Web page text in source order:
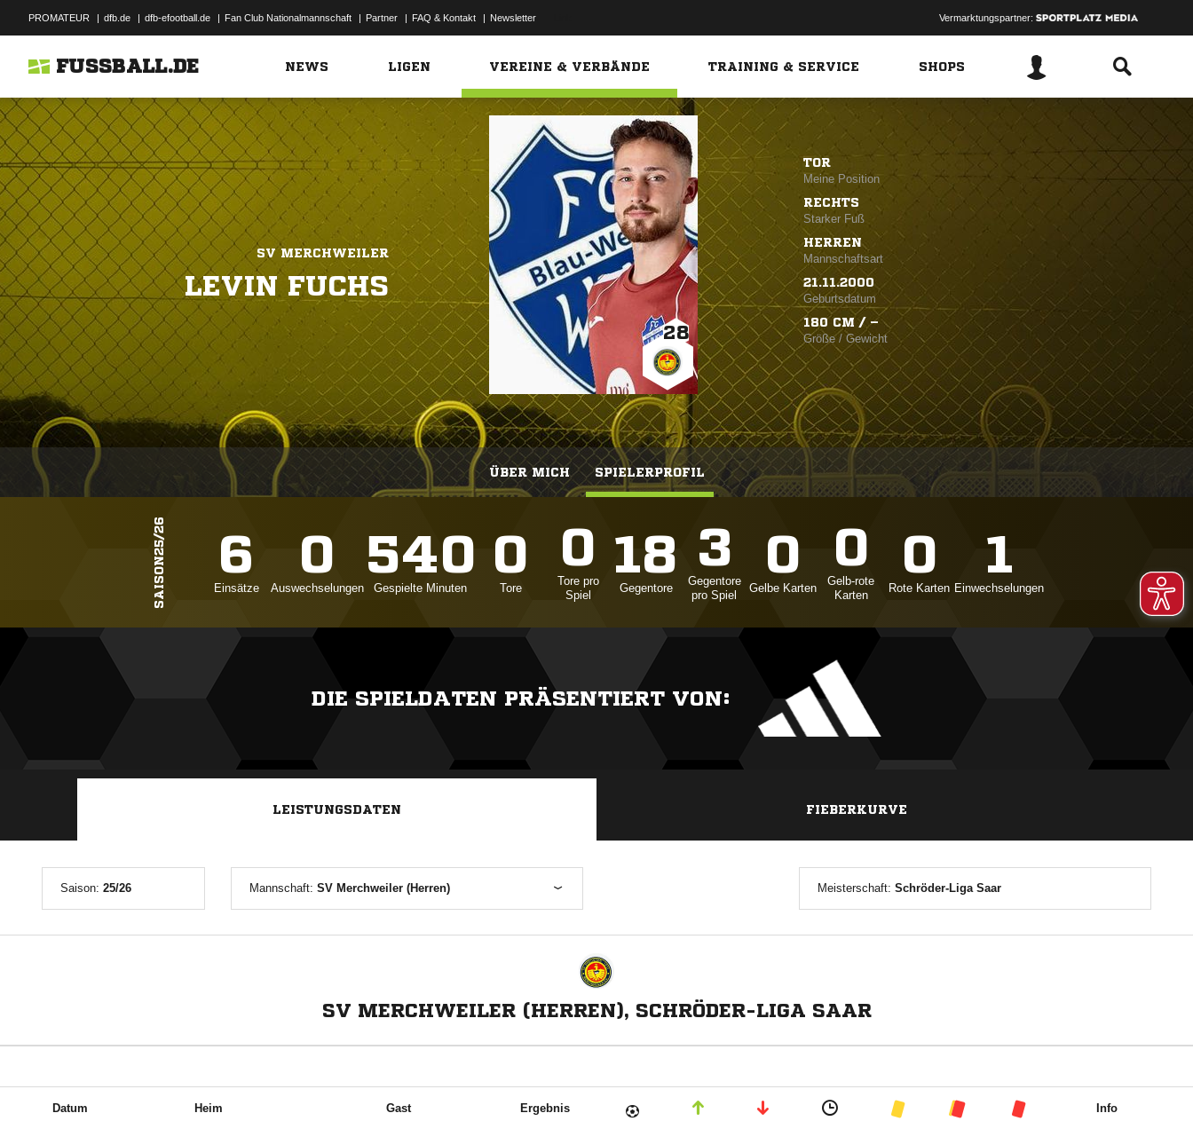
PROMATEUR | dfb.de | dfb-efootball.de | Fan Club Nationalmannschaft | Partner | FAQ & Kontakt | Newsletter Vermarktungspartner:
FUSSBALL.DE NEWS LIGEN VEREINE & VERBÄNDE TRAINING & SERVICE SHOPS
ÜBER MICH SPIELERPROFIL
SV MERCHWEILER
LEVIN FUCHS
28
TOR
Meine Position
RECHTS
Starker Fuß
HERREN
Mannschaftsart
21.11.2000
Geburtsdatum
180 CM / –
Größe / Gewicht
SAISON25/26 6
Einsätze
0
Auswechselungen
540
Gespielte Minuten
0
Tore
0
Tore pro
Spiel
18
Gegentore
3
Gegentore
pro Spiel
0
Gelbe Karten
0
Gelb-rote
Karten
0
Rote Karten
1
Einwechselungen
DIE SPIELDATEN PRÄSENTIERT VON:
LEISTUNGSDATEN FIEBERKURVE
Saison: 25/26 Mannschaft:SV Merchweiler (Herren) Meisterschaft: Schröder-Liga Saar
SV MERCHWEILER (HERREN), SCHRÖDER-LIGA SAAR
Datum Heim Gast Ergebnis Info